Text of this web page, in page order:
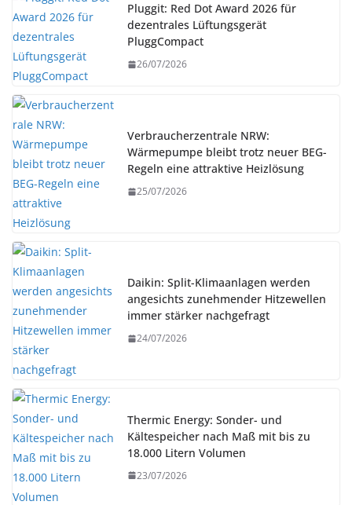
Pluggit: Red Dot Award 2026 für
dezentrales Lüftungsgerät
PluggCompact
26/07/2026
Verbraucherzentrale NRW:
Wärmepumpe bleibt trotz neuer BEG-
Regeln eine attraktive Heizlösung
25/07/2026
Daikin: Split-Klimaanlagen werden
angesichts zunehmender Hitzewellen
immer stärker nachgefragt
24/07/2026
Thermic Energy: Sonder- und
Kältespeicher nach Maß mit bis zu
18.000 Litern Volumen
23/07/2026